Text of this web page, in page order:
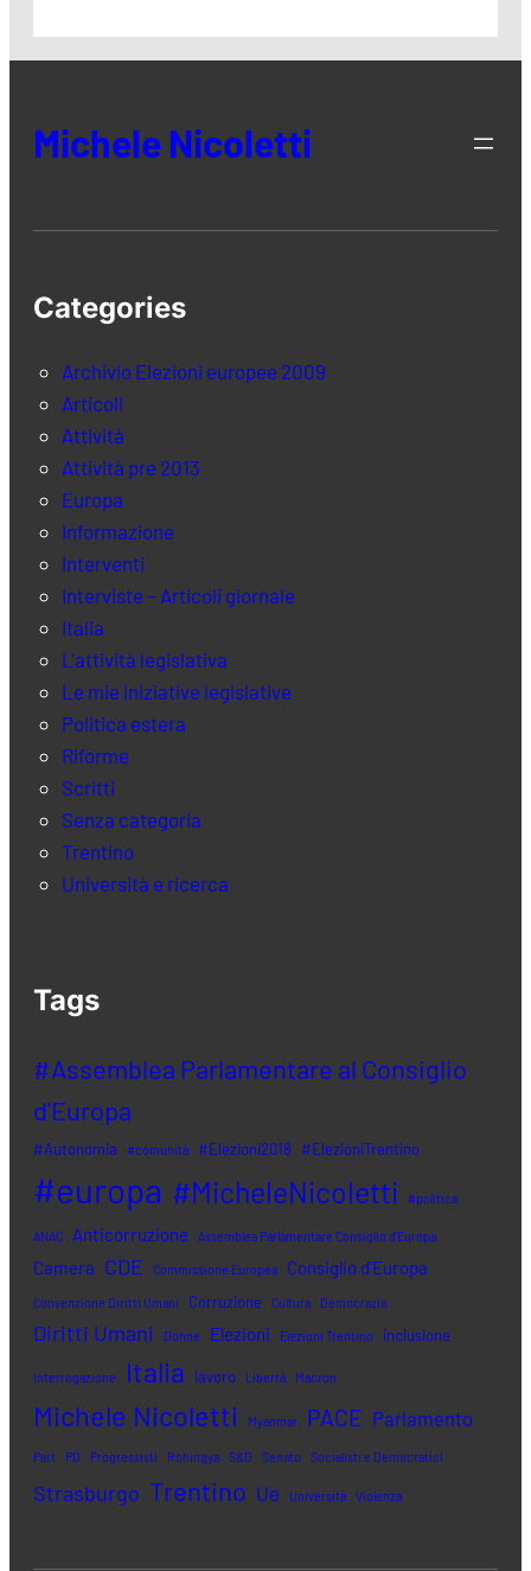
Michele Nicoletti
Categories
Archivio Elezioni europee 2009
Articoli
Attività
Attività pre 2013
Europa
Informazione
Interventi
Interviste – Articoli giornale
Italia
L'attività legislativa
Le mie iniziative legislative
Politica estera
Riforme
Scritti
Senza categoria
Trentino
Università e ricerca
Tags
#Assemblea Parlamentare al Consiglio
d'Europa
#Autonomia #comunità #Elezioni2018 #ElezioniTrentino
#europa #MicheleNicoletti #politica
ANAC Anticorruzione Assemblea Parlamentare Consiglio d'Europa
Camera CDE Commissione Europea Consiglio d'Europa
Convenzione Diritti Umani Corruzione Cultura Democrazia
Diritti Umani Donne Elezioni Elezioni Trentino inclusione
Interrogazione Italia lavoro Libertà Macron
Michele Nicoletti Myanmar PACE Parlamento
Patt PD Progressisti Rohingya S&D Senato Socialisti e Democratici
Strasburgo Trentino Ue Università Violenza